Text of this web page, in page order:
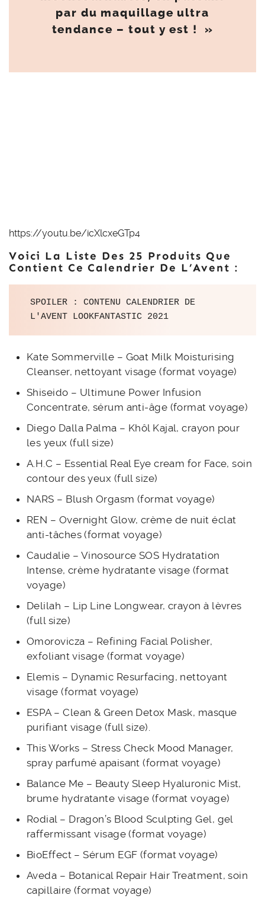
par du maquillage ultra
tendance – tout y est ! »
https://youtu.be/icXlcxeGTp4
Voici La Liste Des 25 Produits Que
Contient Ce Calendrier De L’Avent :
SPOILER : CONTENU CALENDRIER DE
L'AVENT LOOKFANTASTIC 2021
Kate Sommerville – Goat Milk Moisturising
Cleanser, nettoyant visage (format voyage)
Shiseido – Ultimune Power Infusion
Concentrate, sérum anti-âge (format voyage)
Diego Dalla Palma – Khôl Kajal, crayon pour
les yeux (full size)
A.H.C – Essential Real Eye cream for Face, soin
contour des yeux (full size)
NARS – Blush Orgasm (format voyage)
REN – Overnight Glow, crème de nuit éclat
anti-tâches (format voyage)
Caudalie – Vinosource SOS Hydratation
Intense, crème hydratante visage (format
voyage)
Delilah – Lip Line Longwear, crayon à lèvres
(full size)
Omorovicza – Refining Facial Polisher,
exfoliant visage (format voyage)
Elemis – Dynamic Resurfacing, nettoyant
visage (format voyage)
ESPA – Clean & Green Detox Mask, masque
purifiant visage (full size).
This Works – Stress Check Mood Manager,
spray parfumé apaisant (format voyage)
Balance Me – Beauty Sleep Hyaluronic Mist,
brume hydratante visage (format voyage)
Rodial – Dragon’s Blood Sculpting Gel, gel
raffermissant visage (format voyage)
BioEffect – Sérum EGF (format voyage)
Aveda – Botanical Repair Hair Treatment, soin
capillaire (format voyage)